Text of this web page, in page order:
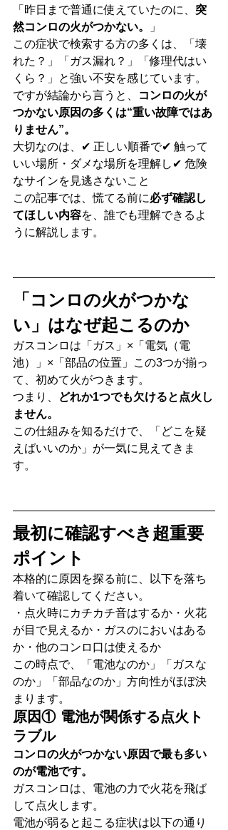
「昨日まで普通に使えていたのに、 突
然コンロの火がつかない。
」
この症状で検索する方の多くは、「壊
れた？」「ガス漏れ？」「修理代はい
くら？」と強い不安を感じています。
ですが結論から言うと、
コンロの火が
つかない原因の多くは“重い故障ではあ
りません”。
大切なのは、✔ 正しい順番で✔ 触って
いい場所・ダメな場所を理解し✔ 危険
なサインを見逃さないこと
この記事では、慌てる前に必ず確認し
てほしい内容を、誰でも理解できるよ
うに解説します。
「コンロの火がつかな
い」はなぜ起こるのか
ガスコンロは「ガス」×「電気（電
池）」×「部品の位置」この3つが揃っ
て、初めて火がつきます。
つまり、
どれか1つでも欠けると点火し
ません。
この仕組みを知るだけで、「どこを疑
えばいいのか」が一気に見えてきま
す。
最初に確認すべき超重要
ポイント
本格的に原因を探る前に、以下を落ち
着いて確認してください。
・点火時にカチカチ音はするか・火花
が目で見えるか・ガスのにおいはある
か・他のコンロ口は使えるか
この時点で、「電池なのか」「ガスな
のか」「部品なのか」方向性がほぼ決
まります。
原因① 電池が関係する点火ト
ラブル
コンロの火がつかない原因で最も多い
のが電池です。
ガスコンロは、電池の力で火花を飛ば
して点火します。
電池が弱ると起こる症状は以下の通り